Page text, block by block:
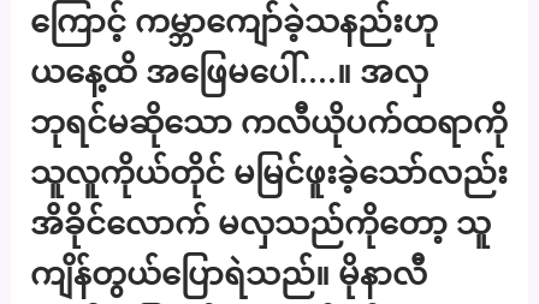
ကြောင့် ကမ္ဘာကျော်ခဲ့သနည်းဟု
ယနေ့ထိ အဖြေမပေါ်….။ အလှ
ဘုရင်မဆိုသော ကလီယိုပက်ထရာကို
သူလူကိုယ်တိုင် မမြင်ဖူးခဲ့သော်လည်း
အိခိုင်လောက် မလှသည်ကိုတော့ သူ
ကျိန်တွယ်ပြောရဲသည်။ မိုနာလီ